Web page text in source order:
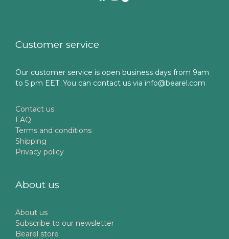
Customer service
Our customer service is open business days from 9am
to 5 pm EET. You can contact us via info@bearel.com
Contact us
FAQ
Terms and conditions
Shipping
Privacy policy
About us
About us
Subscribe to our newsletter
Bearel store